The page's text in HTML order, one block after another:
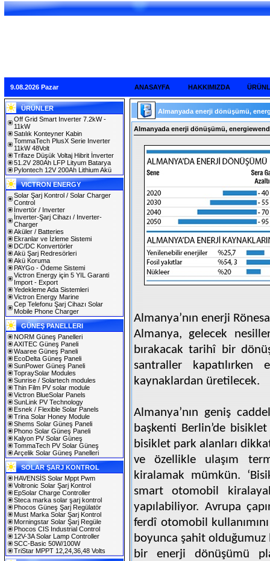
9.08.2026 Pazar ANASAYFA HAKKIMIZDA
ÜRÜNLER
Off Grid Smart Inverter 7.2kW -
11kW
Satılık Konteyner Kabin
TommaTech PlusX Serie Inverter
11kW 48Volt
Trifaze Düşük Voltaj Hibrit İnverter
51.2V 280Ah LFP Lityum Batarya
Pylontech 12V 200Ah Lithium Akü
VICTRON ENERGY
Solar Şarj Kontrol / Solar Charger
Control
İnvertör / Inverter
İnverter-Şarj Cihazı / Inverter-
Charger
Aküler / Batteries
Ekranlar ve İzleme Sistemi
DC/DC Konvertörler
Akü Şarj Redresörleri
Akü Koruma
PAYGo - Ödeme Sistemi
Victron Energy için 5 YIL Garanti
Import - Export
Yedekleme Ada Sistemleri
Victron Energy Marine
Cep Telefonu Şarj Cihazı Solar
Mobile Phone Charger
GÜNEŞ PANELLERI
NORM Güneş Panelleri
AXITEC Güneş Paneli
Waaree Güneş Paneli
EcoDelta Güneş Paneli
SunPower Güneş Paneli
TopraySolar Modules
Sunrise / Solartech modules
Thin Film PV solar module
Victron BlueSolar Panels
SunLink PV Technology
Esnek / Flexible Solar Panels
Trina Solar Honey Module
Shems Solar Güneş Paneli
Phono Solar Güneş Paneli
Kalyon PV Solar Güneş
TommaTech PV Solar Güneş
Arçelik Solar Güneş Panelleri
SOLAR ŞARJ KONTROL
HAVENSİS Solar Mppt Pwm
Voltronic Solar Şarj Kontrol
EpSolar Charge Controller
Steca marka solar şarj kontrol
Phocos Güneş Şarj Regülatör
Must Marka Solar Şarj Kontrol
Morningstar Solar Şarj Regüle
Phocos CIS Industrial Control
12V-3A Solar Lamp Controller
SCC-Basic 50W/100W
TriStar MPPT 12,24,36,48 Volts
Almanyada enerji dönüşümü,
Almanyada enerji dönüşümü,
Almanya’nın enerji
Almanya, gelecek
bırakacak tarihî bir
santraller kapatılırken
kaynaklardan üretilecek.
Almanya’nın geniş
başkenti Berlin’de bisiklet
bisiklet park alanları
ve özellikle ulaşım
kiralamak mümkün.
smart otomobil
yapılabiliyor. Avrupa
ferdî otomobil
boyunca şahit
bir enerji dönüşümü